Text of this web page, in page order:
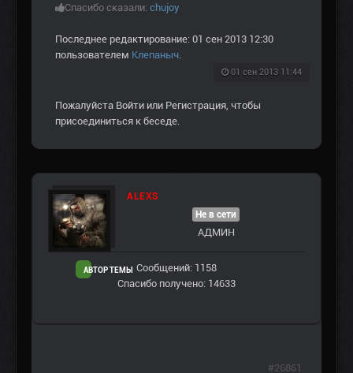
Спасибо сказали: chujoy
Последнее редактирование: 01 сен 2013 12:30
пользователем Клепаныч
01 сен 2013 11:44
Пожалуйста Войти или Регистрация , чтобы
присоединиться к беседе.
ALEXS
АВТОР ТЕМЫ
Не в сети
АДМИН
Сообщений: 1158
Спасибо получено: 14633
#26861